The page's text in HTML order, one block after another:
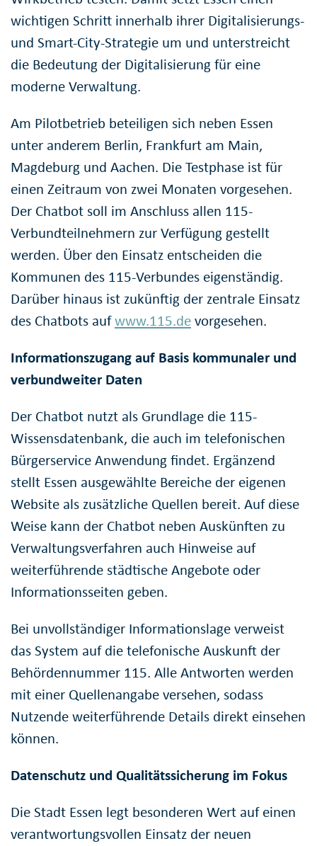
wichtigen Schritt innerhalb ihrer Digitalisierungs-
und Smart-City-Strategie um und unterstreicht
die Bedeutung der Digitalisierung für eine
moderne Verwaltung.
Am Pilotbetrieb beteiligen sich neben Essen
unter anderem Berlin, Frankfurt am Main,
Magdeburg und Aachen. Die Testphase ist für
einen Zeitraum von zwei Monaten vorgesehen.
Der Chatbot soll im Anschluss allen 115-
Verbundteilnehmern zur Verfügung gestellt
werden. Über den Einsatz entscheiden die
Kommunen des 115-Verbundes eigenständig.
Darüber hinaus ist zukünftig der zentrale Einsatz
des Chatbots aufwww.115.devorgesehen.
Informationszugang auf Basis kommunaler und
verbundweiter Daten
Der Chatbot nutzt als Grundlage die 115-
Wissensdatenbank, die auch im telefonischen
Bürgerservice Anwendung findet. Ergänzend
stellt Essen ausgewählte Bereiche der eigenen
Website als zusätzliche Quellen bereit. Auf diese
Weise kann der Chatbot neben Auskünften zu
Verwaltungsverfahren auch Hinweise auf
weiterführende städtische Angebote oder
Informationsseiten geben.
Bei unvollständiger Informationslage verweist
das System auf die telefonische Auskunft der
Behördennummer 115. Alle Antworten werden
mit einer Quellenangabe versehen, sodass
Nutzende weiterführende Details direkt einsehen
können.
Datenschutz und Qualitätssicherung im Fokus
Die Stadt Essen legt besonderen Wert auf einen
verantwortungsvollen Einsatz der neuen